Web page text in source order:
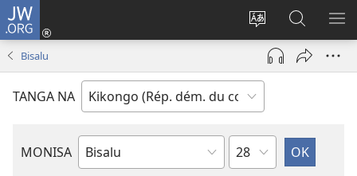
JW.ORG
Soba
ndinga
ya
site
yai
Kukota
(ke
kangula
ya
mpa)
Kusosa
na
JW.ORG
Bisalu
TANGA NA
MONISA
Mikanda
Kapu